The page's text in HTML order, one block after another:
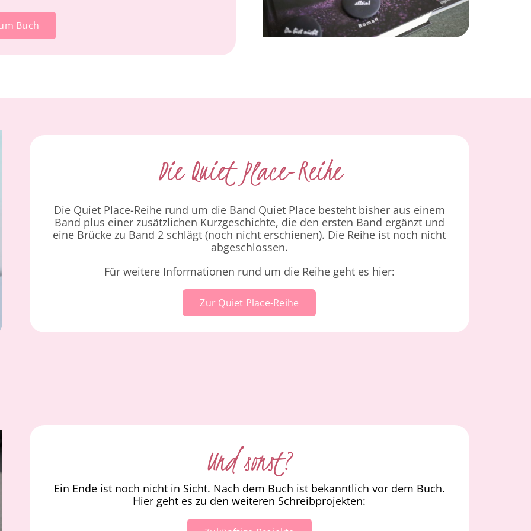
Buch
Die Quiet Place-Reihe
Die Quiet Place-Reihe rund um die Band Quiet Place besteht bisher aus einem
Band plus einer zusätzlichen Kurzgeschichte, die den ersten Band ergänzt und
eine Brücke zu Band 2 schlägt (noch nicht erschienen). Die Reihe ist noch nicht
abgeschlossen.
Für weitere Informationen rund um die Reihe geht es hier:
Zur Quiet Place-Reihe
Und sonst?
Ein Ende ist noch nicht in Sicht. Nach dem Buch ist bekanntlich vor dem Buch.
Hier geht es zu den weiteren Schreibprojekten: